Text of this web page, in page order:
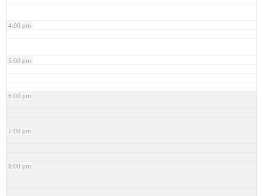
4:00 pm
5:00 pm
6:00 pm
7:00 pm
8:00 pm